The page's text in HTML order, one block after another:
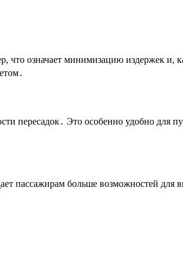
означает минимизацию издержек и,
пересадок․ Это особенно удобно для
пассажирам больше возможностей для